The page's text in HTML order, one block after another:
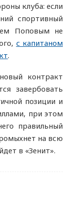
клуба: если
спортивный
Поповым не
с капитаном
.
контракт
завербовать
позиции и
при этом
правильный
на всю
в «Зенит».